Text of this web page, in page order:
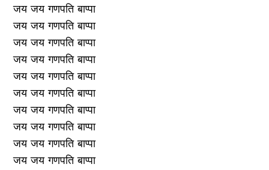
जय जय गणपति बाप्पा
जय जय गणपति बाप्पा
जय जय गणपति बाप्पा
जय जय गणपति बाप्पा
जय जय गणपति बाप्पा
जय जय गणपति बाप्पा
जय जय गणपति बाप्पा
जय जय गणपति बाप्पा
जय जय गणपति बाप्पा
जय जय गणपति बाप्पा